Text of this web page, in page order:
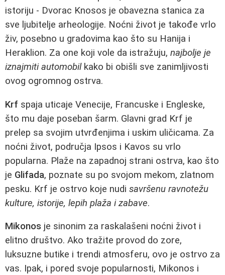
istoriju - Dvorac Knosos je obavezna stanica za
sve ljubitelje arheologije. Noćni život je takođe vrlo
živ, posebno u gradovima kao što su Hanija i
Heraklion. Za one koji vole da istražuju, najbolje je
iznajmiti automobilkako bi obišli sve zanimljivosti
ovog ogromnog ostrva.
Krf spaja uticaje Venecije, Francuske i Engleske,
što mu daje poseban šarm. Glavni grad Krf je
prelep sa svojim utvrđenjima i uskim uličicama. Za
noćni život, područja Ipsos i Kavos su vrlo
popularna. Plaže na zapadnoj strani ostrva, kao što
je Glifada, poznate su po svojom mekom, zlatnom
pesku. Krf je ostrvo koje nudi savršenu ravnotežu
kulture, istorije, lepih plaža i zabave.
Mikonos je sinonim za raskalašeni noćni život i
elitno društvo. Ako tražite provod do zore,
luksuzne butike i trendi atmosferu, ovo je ostrvo za
vas. Ipak, i pored svoje popularnosti, Mikonos i